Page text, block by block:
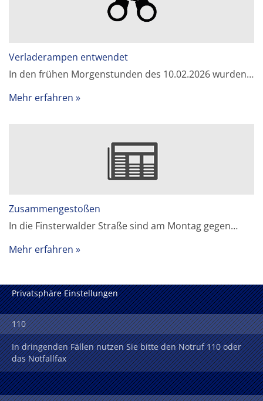
Verladerampen entwendet
In den frühen Morgenstunden des 10.02.2026 wurden…
Mehr erfahren
Zusammengestoßen
In die Finsterwalder Straße sind am Montag gegen…
Mehr erfahren
Privatsphäre Einstellungen
110
In dringenden Fällen nutzen Sie bitte den Notruf 110 oder
das Notfallfax